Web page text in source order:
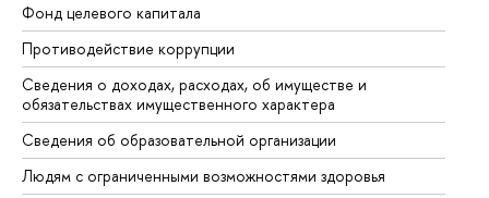
Фонд целевого капитала
Противодействие коррупции
Сведения о доходах, расходах, об имуществе и
обязательствах имущественного характера
Сведения об образовательной организации
Людям с ограниченными возможностями здоровья